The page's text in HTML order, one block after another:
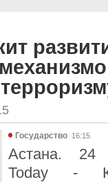
Государство 16:15
Астана. 24
Today -